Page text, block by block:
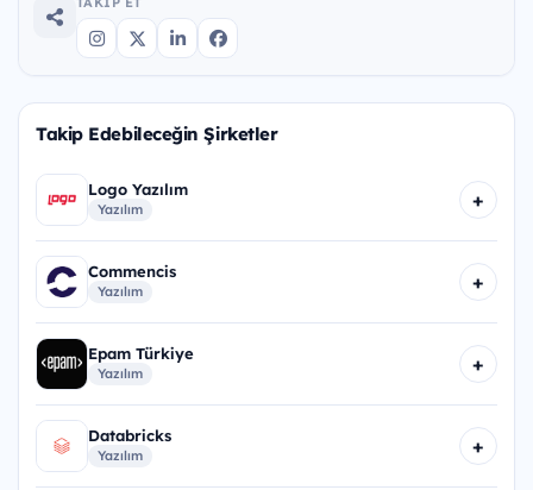
Takip Edebileceğin Şirketler
Logo Yazılım
Yazılım +
Commencis
Yazılım +
Epam Türkiye
Yazılım +
Databricks
Yazılım +